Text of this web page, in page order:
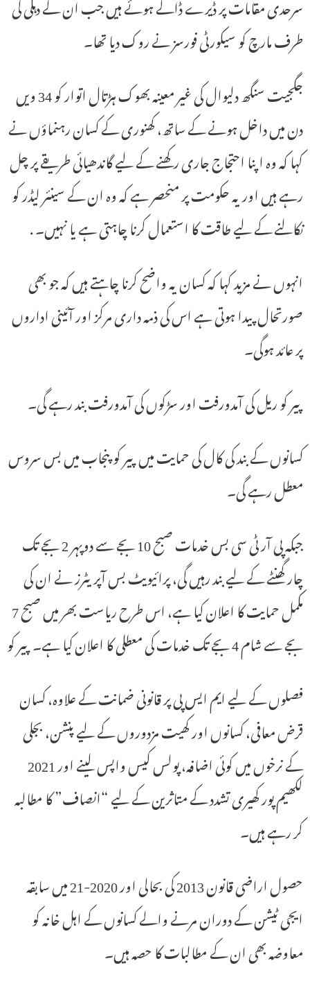
طرف مارچ کو سیکورٹی فورسز نے روک دیا تھا۔
جگجیت سنگھ دلیوال کی غیر معینہ بھوک ہڑتال اتوار کو 34 ویں
دن میں داخل ہونے کے ساتھ، کھنوری کے کسان رہنماؤں نے
کہا کہ وہ اپنا احتجاج جاری رکھنے کے لیے گاندھیائی طریقے پر چل
رہے ہیں اور یہ حکومت پر منحصر ہے کہ وہ ان کے سینئر لیڈر کو
نکالنے کے لیے طاقت کا استعمال کرنا چاہتی ہے یا نہیں۔ .
انہوں نے مزید کہا کہ کسان یہ واضح کرنا چاہتے ہیں کہ جو بھی
صورتحال پیدا ہوتی ہے اس کی ذمہ داری مرکز اور آئینی اداروں
پر عائد ہوگی۔
پیر کو ریل کی آمدورفت اور سڑکوں کی آمدورفت بند رہے گی۔
کسانوں کے بند کی کال کی حمایت میں پیر کو پنجاب میں بس سروس
معطل رہے گی۔
جبکہ پی آر ٹی سی بس خدمات صبح 10 بجے سے دوپہر 2 بجے تک
چار گھنٹے کے لیے بند رہیں گی، پرائیویٹ بس آپریٹرز نے ان کی
مکمل حمایت کا اعلان کیا ہے، اس طرح ریاست بھر میں صبح 7
بجے سے شام 4 بجے تک خدمات کی معطلی کا اعلان کیا ہے۔ پیر کو
فصلوں کے لیے ایم ایس پی پر قانونی ضمانت کے علاوہ، کسان
قرض معافی، کسانوں اور کھیت مزدوروں کے لیے پنشن، بجلی
کے نرخوں میں کوئی اضافہ، پولس کیس واپس لینے اور 2021
لکھیم پور کھیری تشدد کے متاثرین کے لیے “انصاف” کا مطالبہ
کر رہے ہیں۔
حصول اراضی قانون 2013 کی بحالی اور 2020-21 میں سابقہ ​​
ایجی ٹیشن کے دوران مرنے والے کسانوں کے اہل خانہ کو
معاوضہ بھی ان کے مطالبات کا حصہ ہیں۔